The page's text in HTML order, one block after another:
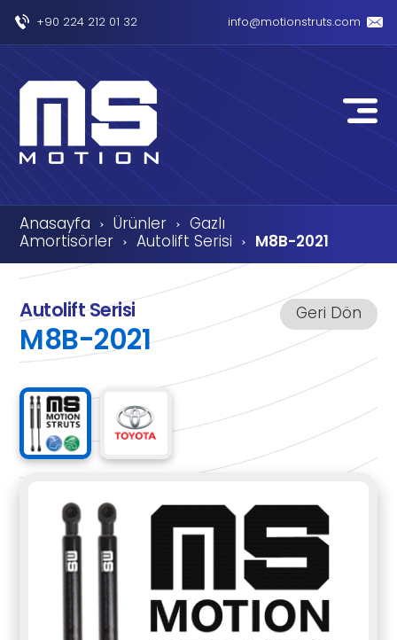
+90 224 212 01 32 info@motionstruts.com
Anasayfa › Ürünler › Gazlı
Amortisörler › Autolift Serisi › M8B-2021
Geri Dön
Autolift Serisi
M8B-2021